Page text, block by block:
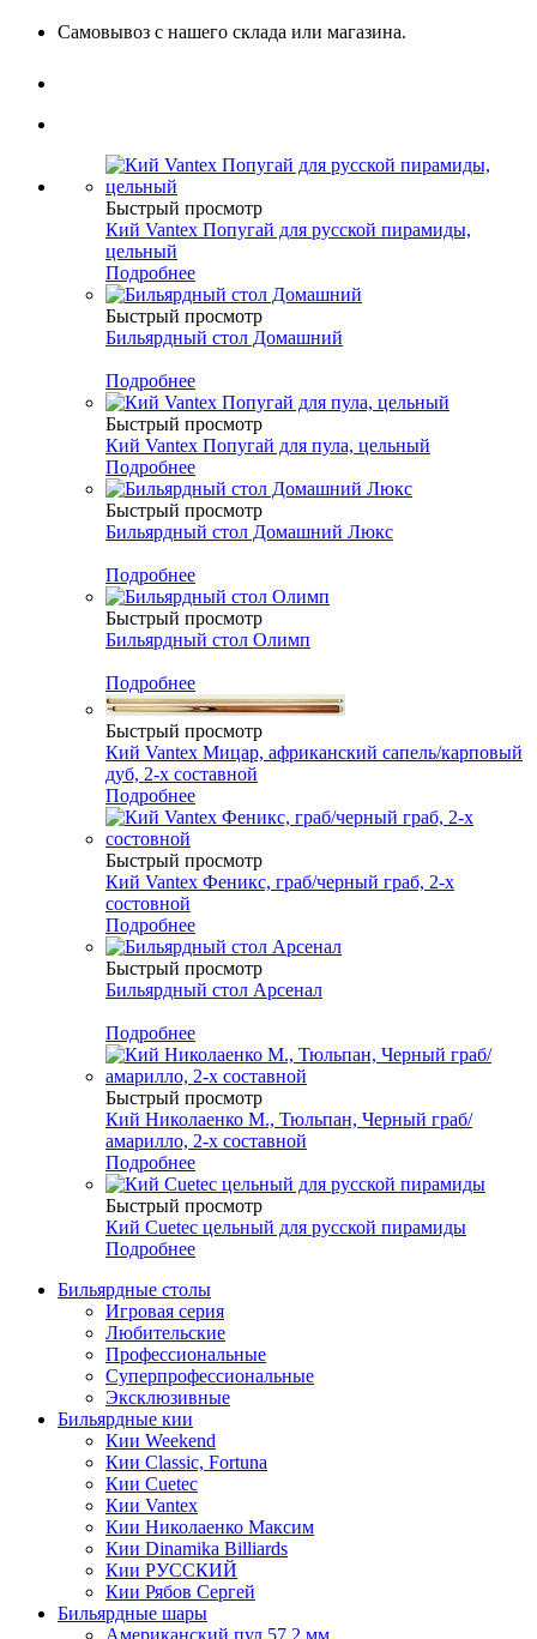
Самовывоз с нашего склада или магазина.
Быстрый просмотр
Кий Vantex Попугай для русской пирамиды,
цельный
Подробнее
Быстрый просмотр
Бильярдный стол Домашний
Подробнее
Быстрый просмотр
Кий Vantex Попугай для пула, цельный
Подробнее
Быстрый просмотр
Бильярдный стол Домашний Люкс
Подробнее
Быстрый просмотр
Бильярдный стол Олимп
Подробнее
Быстрый просмотр
Кий Vantex Мицар, африканский сапель/карповый
дуб, 2-х составной
Подробнее
Быстрый просмотр
Кий Vantex Феникс, граб/черный граб, 2-х
состовной
Подробнее
Быстрый просмотр
Бильярдный стол Арсенал
Подробнее
Быстрый просмотр
Кий Николаенко М., Тюльпан, Черный граб/
амарилло, 2-х составной
Подробнее
Быстрый просмотр
Кий Cuetec цельный для русской пирамиды
Подробнее
Бильярдные столы
Игровая серия
Любительские
Профессиональные
Суперпрофессиональные
Эксклюзивные
Бильярдные кии
Кии Weekend
Кии Classic, Fortuna
Кии Cuetec
Кии Vantex
Кии Николаенко Максим
Кии Dinamika Billiards
Кии РУССКИЙ
Кии Рябов Сергей
Бильярдные шары
Американский пул 57,2 мм